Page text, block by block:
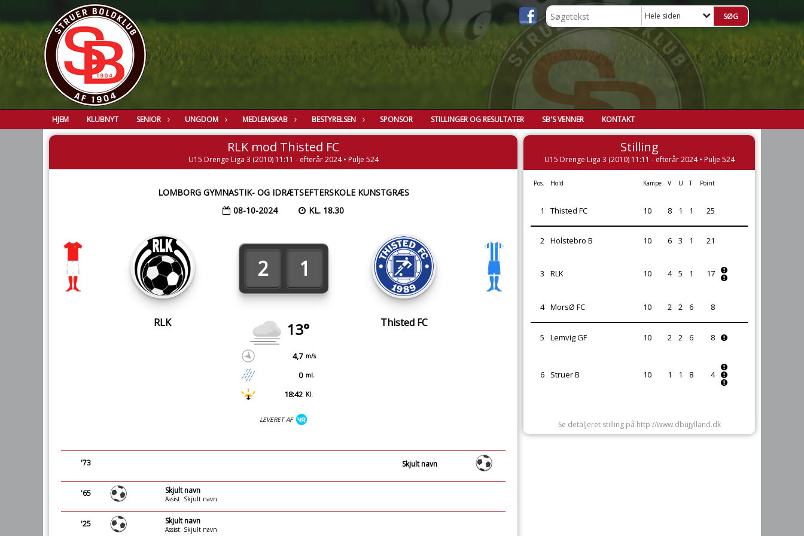
Hele siden
HJEM KLUBNYT SENIOR UNGDOM MEDLEMSKAB BESTYRELSEN SPONSOR STILLINGER OG RESULTATER SB'S VENNER KONTAKT
RLK mod Thisted FC
U15 Drenge Liga 3 (2010) 11:11 - efterår 2024 • Pulje 524
LOMBORG GYMNASTIK- OG IDRÆTSEFTERSKOLE KUNSTGRÆS
08-10-2024
KL. 18.30
RLK
2 1
13°
4,7 m/s
0 ml.
18:42 Kl.
LEVERET AF
Thisted FC
'73 Skjult navn
'65 Skjult navn
Assist: Skjult navn
'25 Skjult navn
Assist: Skjult navn
Stilling
U15 Drenge Liga 3 (2010) 11:11 - efterår 2024 • Pulje 524
Pos. Hold Kampe V U T Point
1 Thisted FC 10 8 1 1 25
2 Holstebro B 10 6 3 1 21
3 RLK 10 4 5 1 17
4 MorsØ FC 10 2 2 6 8
5 Lemvig GF 10 2 2 6 8
6 Struer B 10 1 1 8 4
Se detaljeret stilling på http://www.dbujylland.dk